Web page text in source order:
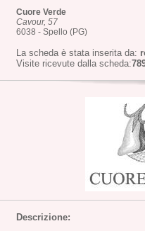
Cuore Verde
Cavour, 57
6038 - Spello (PG)
La scheda è stata inserita da:
Visite ricevute dalla scheda:
Descrizione: